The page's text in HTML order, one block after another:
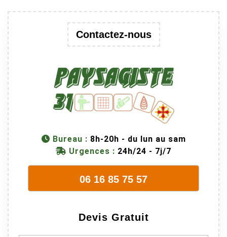
Contactez-nous
Bureau : 8h-20h - du lun au sam
Urgences : 24h/24 - 7j/7
06 16 85 75 57
Devis Gratuit